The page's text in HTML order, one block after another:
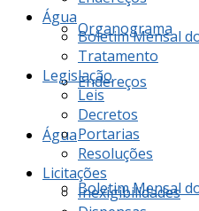
Organograma
Endereços
Água
Boletim Mensal
Água
Boletim Mensal
Tratamento
Legislação
Leis
Decretos
Portarias
Resoluções
Licitações
Inexigibilidades